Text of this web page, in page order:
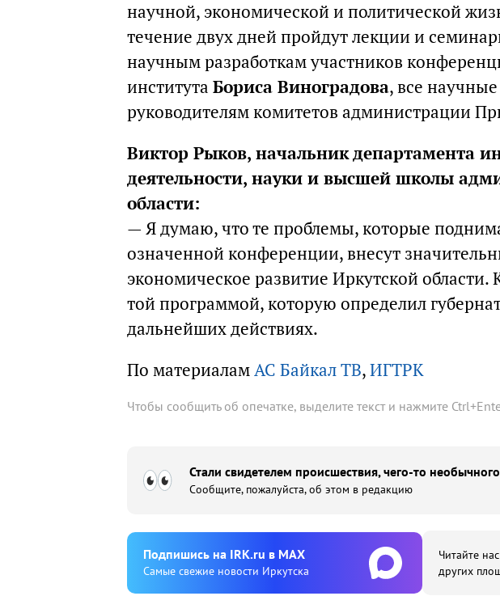
научной, экономической и политической
течение двух дней пройдут лекции и
научным разработкам участников
института Бориса Виноградова, все
руководителям комитетов администрации
Виктор Рыков, начальник департамента
деятельности, науки и высшей школы
области:
— Я думаю, что те проблемы, которые
означенной конференции, внесут
экономическое развитие Иркутской области.
той программой, которую определил
дальнейших действиях.
По материаламАС Байкал ТВ,ИГТРК
Чтобы сообщить об опечатке, выделите текст и нажмите Ctrl+
Стали свидетелем происшествия, чего-то
Сообщите, пожалуйста, об этом в редакцию
Подпишиcь на IRK.ru в MAX
Cамые свежие новости Иркутска
Читайте
других